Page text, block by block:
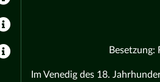
Besetzung:
Im Venedig des 18.